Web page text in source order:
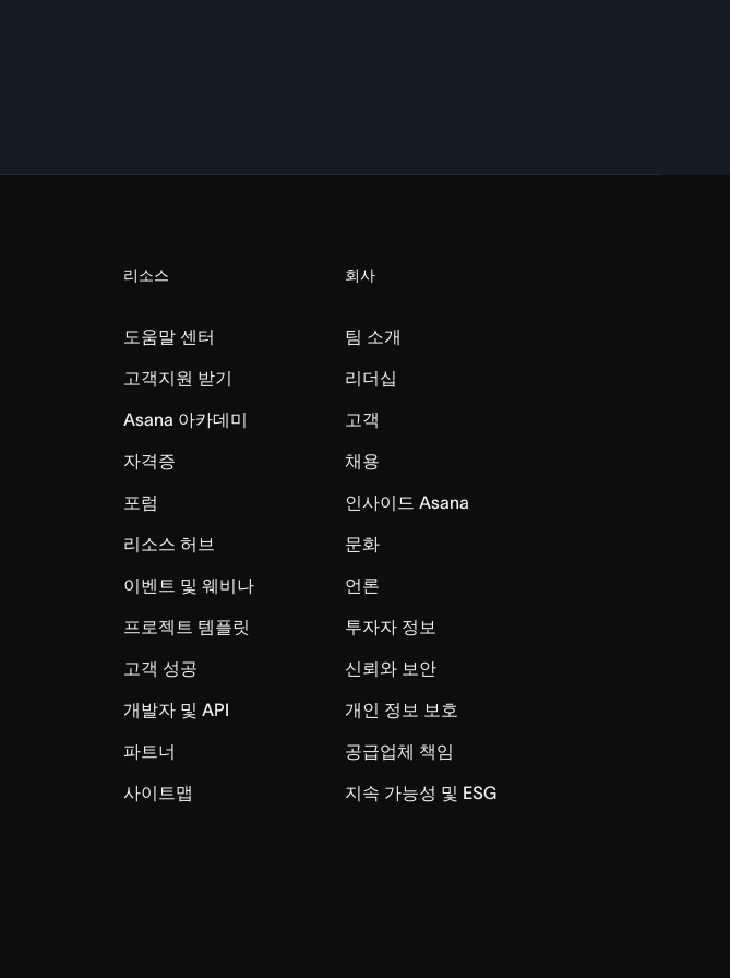
리소스
도움말 센터
고객지원 받기
Asana 아카데미
자격증
포럼
리소스 허브
이벤트 및 웨비나
프로젝트 템플릿
고객 성공
개발자 및 API
파트너
사이트맵
회사
팀 소개
리더십
고객
채용
인사이드 Asana
문화
언론
투자자 정보
신뢰와 보안
개인 정보 보호
공급업체 책임
지속 가능성 및 ESG